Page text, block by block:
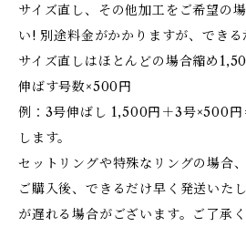
サイズ直し、その他加工をご希望の
い! 別途料金がかかりますが、できる
サイズ直しはほとんどの場合縮め
伸ばす号数×500円
例：3号伸ばし 1,500円＋3号×500
します。
セットリングや特殊なリングの場合
ご購入後、できるだけ早く発送いた
が遅れる場合がございます。ご了承く